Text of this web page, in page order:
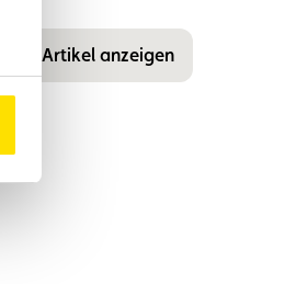
Alle Artikel anzeigen